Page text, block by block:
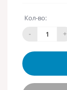
Кол-во:
-
+